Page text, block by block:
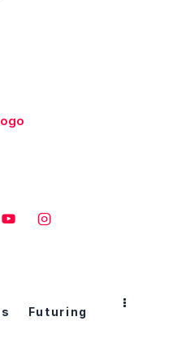
Futuring